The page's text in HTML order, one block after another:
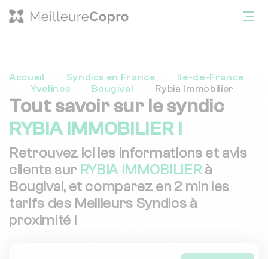
Accueil Syndics en France
Ile-de-France
Yvelines
Bougival Rybia Immobilier
Tout savoir sur le syndic
RYBIA IMMOBILIER !
Retrouvez ici les informations et avis
clients sur RYBIA IMMOBILIERà
Bougival, et comparez en 2 min les
tarifs des Meilleurs Syndics à
proximité !